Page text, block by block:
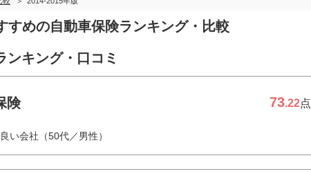
すめの自動車保険ランキング・比較
ンキング・口コミ
険 73.22点
い会社（50代／男性）